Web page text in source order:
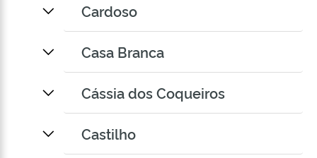
Cardoso
Casa Branca
Cássia dos Coqueiros
Castilho